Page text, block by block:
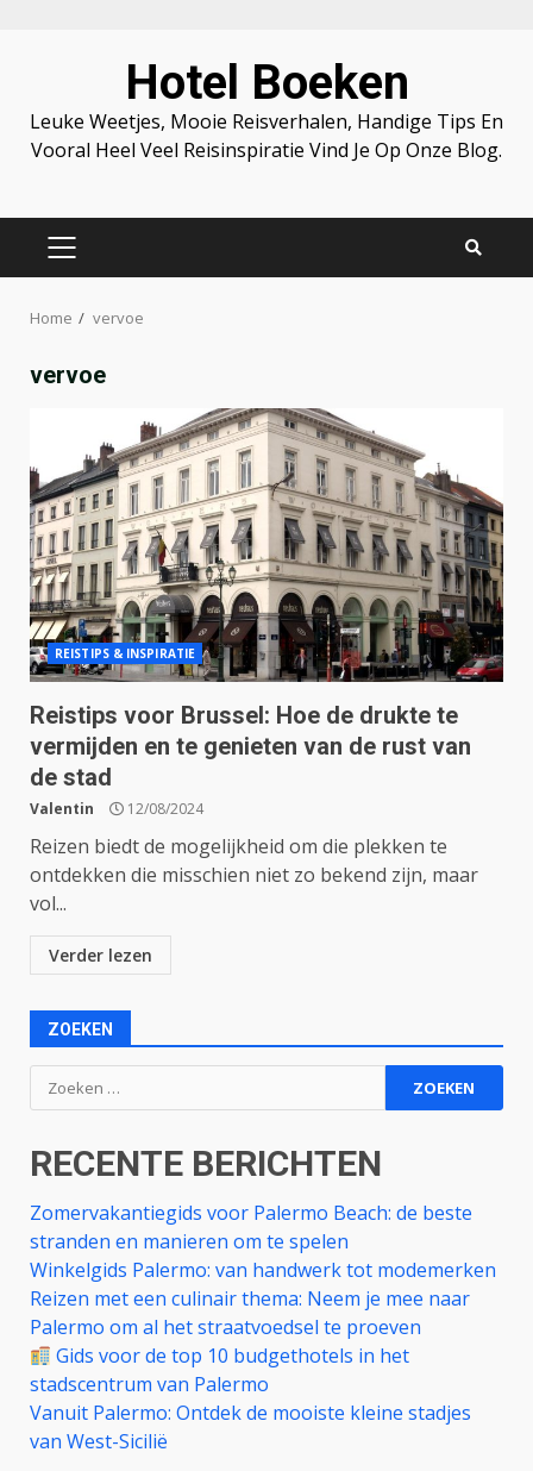
Hotel Boeken
Leuke Weetjes, Mooie Reisverhalen, Handige Tips En
Vooral Heel Veel Reisinspiratie Vind Je Op Onze Blog.
PRIMARY
Home vervoe
vervoe
REISTIPS & INSPIRATIE
Reistips voor Brussel: Hoe de drukte te
vermijden en te genieten van de rust van
de stad
Valentin 12/08/2024
Reizen biedt de mogelijkheid om die plekken te
ontdekken die misschien niet zo bekend zijn, maar
vol...
Verder lezen
ZOEKEN
Zoeken
naar:
RECENTE BERICHTEN
Zomervakantiegids voor Palermo Beach: de beste
stranden en manieren om te spelen
Winkelgids Palermo: van handwerk tot modemerken
Reizen met een culinair thema: Neem je mee naar
Palermo om al het straatvoedsel te proeven
Gids voor de top 10 budgethotels in het
stadscentrum van Palermo
Vanuit Palermo: Ontdek de mooiste kleine stadjes
van West-Sicilië